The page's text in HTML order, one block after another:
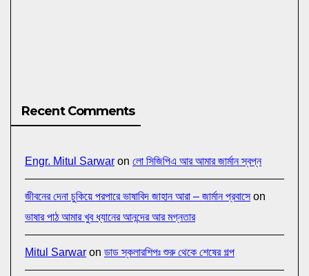
Recent Comments
Engr. Mitul Sarwar on লো সিজিপিএ আর আমার জার্মান স্বপ্ন
জীবনের দেনা চুকিয়ে পরপারে ভাষাবিদ জাহান আরা – জার্মান প্রবাসেon
ভাষার পাঠ আমার খুব ধ্যানের আনন্দের আর মগ্নতার
Mitul Sarwar on ডাড স্কলারশিপঃ শুরু থেকে শেষের গল্প